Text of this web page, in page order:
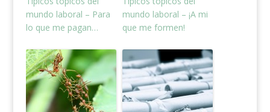
mundo laboral – Para
lo que me pagan…
mundo laboral – ¡A mi
que me formen!